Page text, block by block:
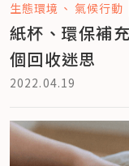
生態環境 氣候行動
紙杯、環保補
個回收迷思
2022.04.19